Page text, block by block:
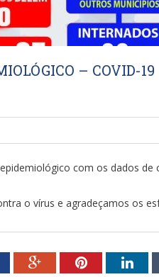
– COVID-19
com os dados de
o vírus e agradeçamos os
Google+Pinterest